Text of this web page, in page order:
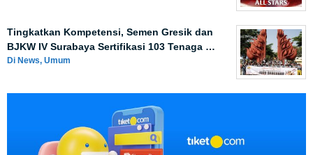
Tingkatkan Kompetensi, Semen Gresik dan
BJKW IV Surabaya Sertifikasi 103 Tenaga …
Di News, Umum